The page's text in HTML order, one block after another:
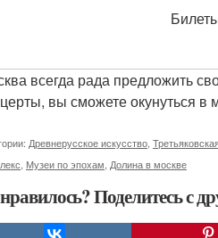
всегда рада предложить
вы сможете окунуться в
Древнерусское искусство
Музеи по эпохам Долина в москве
Поделитесь с